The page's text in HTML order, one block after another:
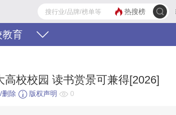
热搜榜
教育
校校园 读书赏景可兼得[2026]
删除 版权声明 0